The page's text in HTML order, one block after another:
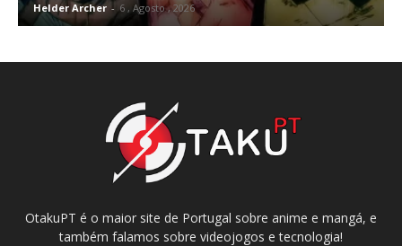
Helder Archer - 6 , Agosto , 2026
OtakuPT é o maior site de Portugal sobre anime e mangá, e
também falamos sobre videojogos e tecnologia!